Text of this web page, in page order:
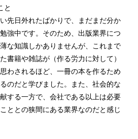
と
先日外れたばかりで、まだまだ分か
強中です。そのため、出版業界につ
な知識しかありませんが、これまで
書籍や雑誌が（作る労力に対して）
わされるほど、一冊の本を作るため
のだと学びました。また、社会的な
する一方で、会社である以上は必要
ととの狭間にある業界なのだと感じ